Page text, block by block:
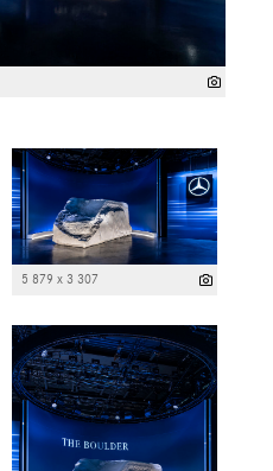
5 879 x 3 307